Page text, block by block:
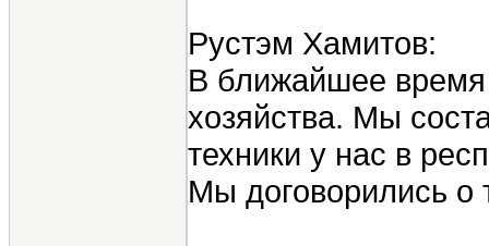
Рустэм Хамитов:
В ближайшее время
хозяйства. Мы
техники у нас в
Мы договорились о